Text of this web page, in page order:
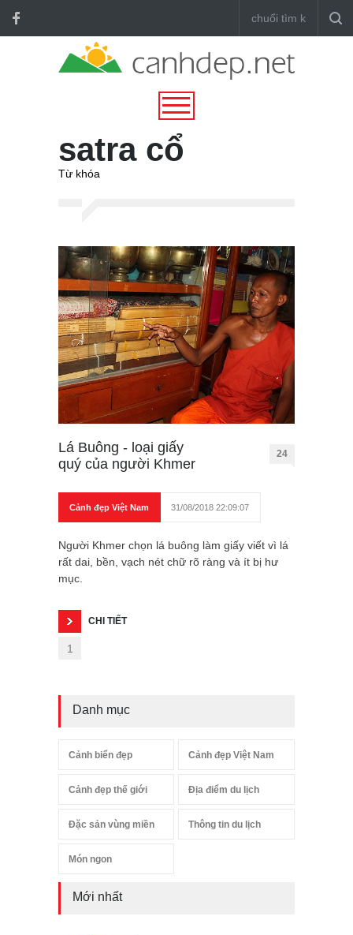
satra cổ
Từ khóa
Lá Buông - loại giấy
quý của người Khmer
24
Cảnh đẹp Việt Nam 31/08/2018 22:09:07
Người Khmer chọn lá buông làm giấy viết vì lá
rất dai, bền, vạch nét chữ rõ ràng và ít bị hư
mục.
CHI TIẾT
1
Danh mục
Cảnh biển đẹp Cảnh đẹp Việt Nam
Cảnh đẹp thế giới Địa điểm du lịch
Đặc sản vùng miền Thông tin du lịch
Món ngon
Mới nhất